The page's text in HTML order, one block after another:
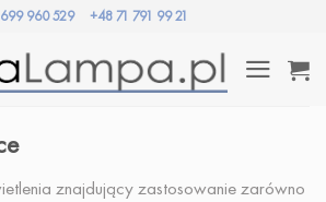
960 529 +48 71 791 99 21
znajdujący zastosowanie zarówno